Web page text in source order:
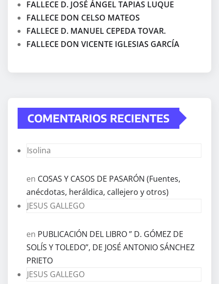
FALLECE D. JOSÉ ÁNGEL TAPIAS LUQUE
FALLECE DON CELSO MATEOS
FALLECE D. MANUEL CEPEDA TOVAR.
FALLECE DON VICENTE IGLESIAS GARCÍA
COMENTARIOS RECIENTES
Isolina
en COSAS Y CASOS DE PASARÓN (Fuentes,
anécdotas, heráldica, callejero y otros)
JESUS GALLEGO
en PUBLICACIÓN DEL LIBRO ” D. GÓMEZ DE
SOLÍS Y TOLEDO”, DE JOSÉ ANTONIO SÁNCHEZ
PRIETO
JESUS GALLEGO